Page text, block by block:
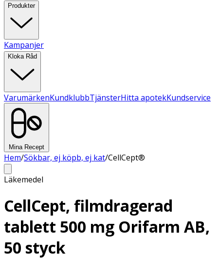
Produkter
Kampanjer
Kloka Råd
VarumärkenKundklubbTjänsterHitta apotekKundservice
Mina Recept
Hem/Sökbar, ej köpb, ej kat/CellCept®
Läkemedel
CellCept, filmdragerad
tablett 500 mg Orifarm AB,
50 styck